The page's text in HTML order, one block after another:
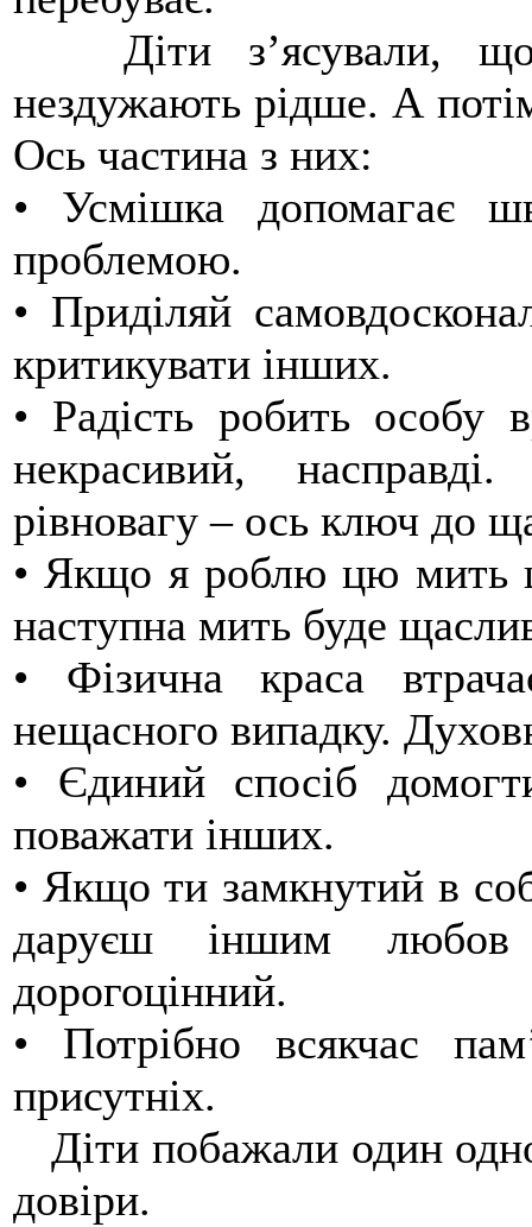
Діти з’ясували, що
нездужають рідше. А
Ось частина з них:
• Усмішка допомагає
проблемою.
• Приділяй
критикувати інших.
• Радість робить особу
некрасивий,
рівновагу – ось ключ до
• Якщо я роблю цю мить
наступна мить буде
• Фізична краса
нещасного випадку.
• Єдиний спосіб
поважати інших.
• Якщо ти замкнутий в
даруєш іншим любов
дорогоцінний.
• Потрібно всякчас
присутніх.
Діти побажали один
довіри.